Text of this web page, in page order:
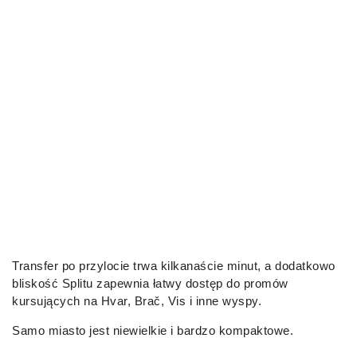
Transfer po przylocie trwa kilkanaście minut, a dodatkowo
bliskość Splitu zapewnia łatwy dostęp do promów
kursujących na Hvar, Brač, Vis i inne wyspy.
Samo miasto jest niewielkie i bardzo kompaktowe.